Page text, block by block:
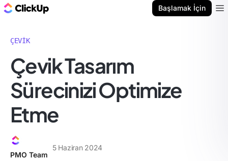
Başlamak İçin
ÇEVIK
Çevik Tasarım
Sürecinizi Optimize
Etme
PMO Team
5 Haziran 2024